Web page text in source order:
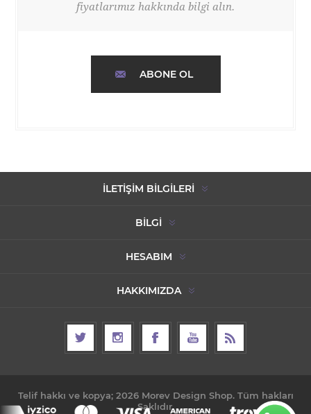
fiyatlarımız hakkında bilgi alın.
ABONE OL
İLETIŞIM BILGILERI
BILGI
HESABIM
HAKKIMIZDA
Telif hakkı ve kopya; 2026 Morev Design Shop. Tüm hakları
Saklıdır.